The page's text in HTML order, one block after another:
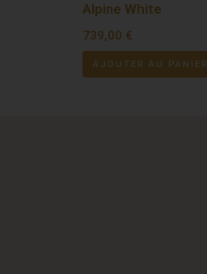
Alpine White
739,00 €
AJOUTER AU PANIER